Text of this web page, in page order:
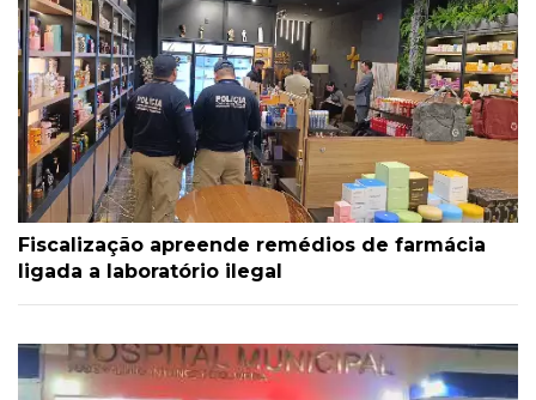
Fiscalização apreende remédios de farmácia
ligada a laboratório ilegal